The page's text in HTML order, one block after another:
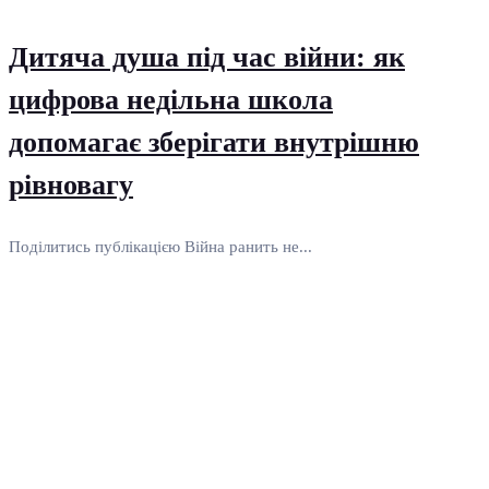
Дитяча душа під час війни: як
цифрова недільна школа
допомагає зберігати внутрішню
рівновагу
Поділитись публікацією Війна ранить не...